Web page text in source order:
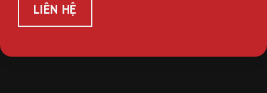
LIÊN HỆ